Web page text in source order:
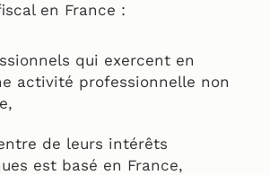
en France :
qui exercent en
activité professionnelle non
de leurs intérêts
est basé en France,